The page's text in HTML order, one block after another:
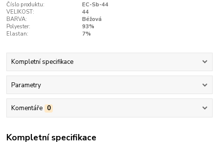
Číslo produktu:
EC-Sb-44
VELIKOST:
44
BARVA:
Béžová
Polyester:
93%
Elastan:
7%
Kompletní specifikace
Parametry
Komentáře 0
Kompletní specifikace